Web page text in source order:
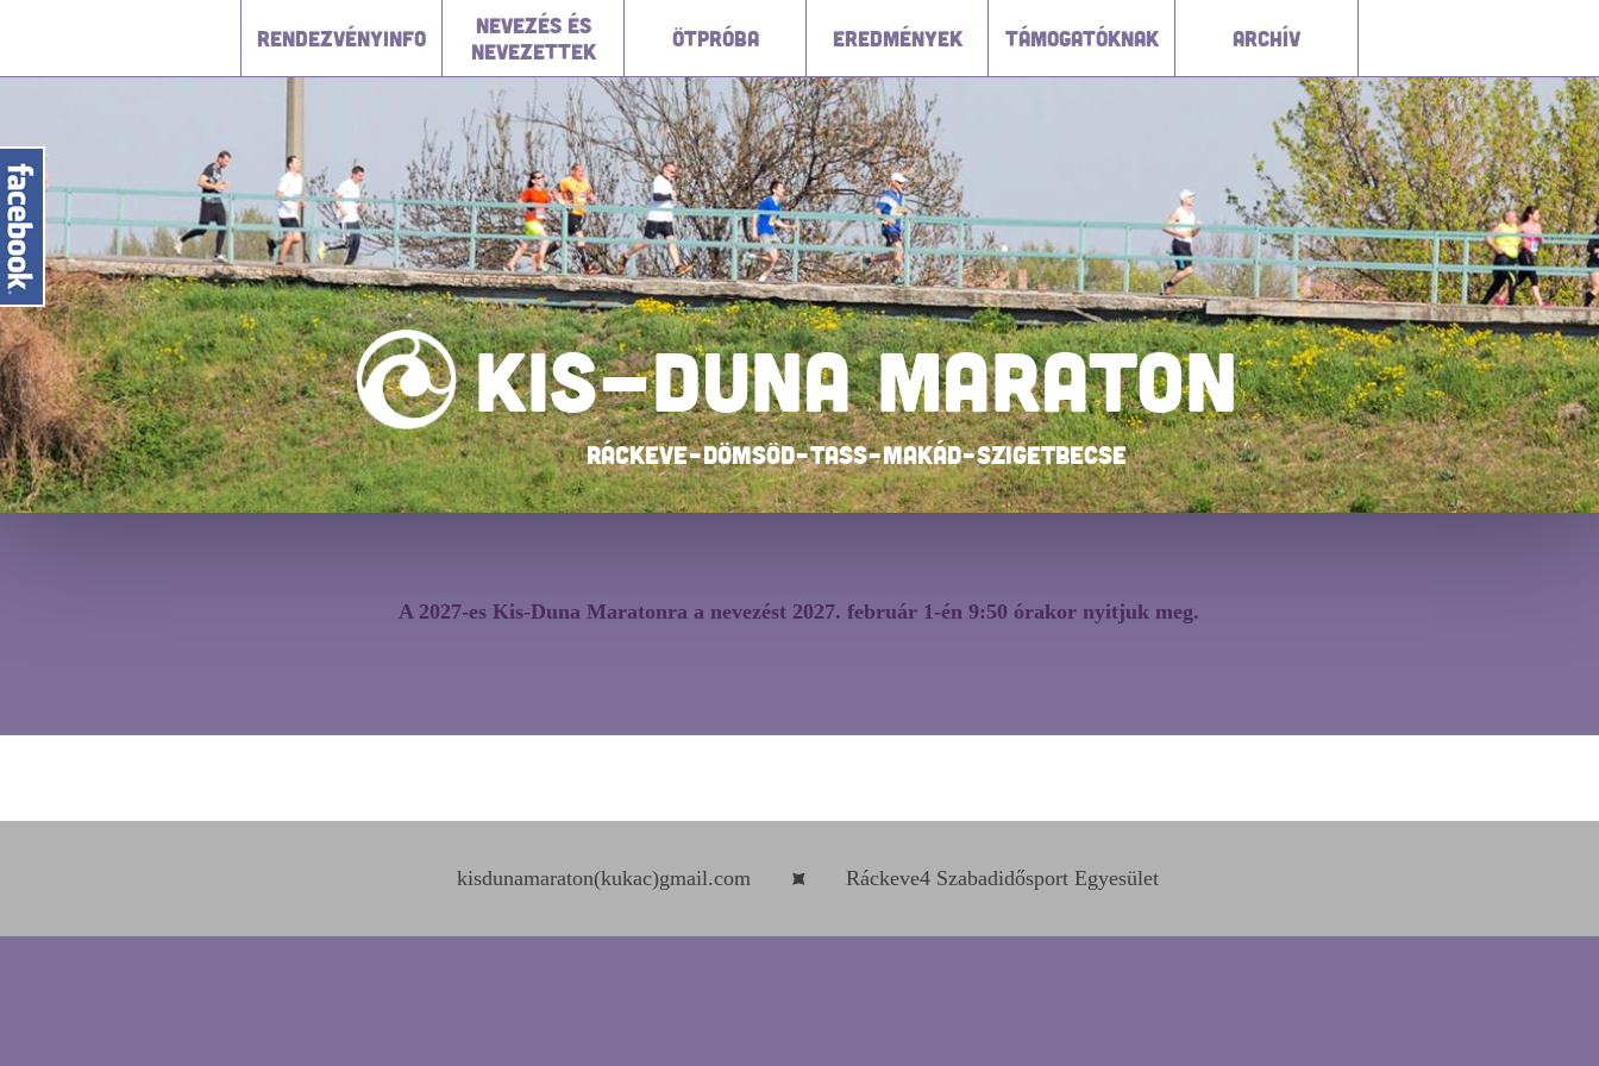
RENDEZVÉNYINFO
NEVEZÉS ÉS
NEVEZETTEK
ÖTPRÓBA EREDMÉNYEK TÁMOGATÓKNAK ARCHÍV
KIS-DUNA MARATON
Ráckeve–Dömsöd–Tass–Makád–Szigetbecse
A 2027-es Kis-Duna Maratonra a nevezést 2027. február 1-én 9:50 órakor nyitjuk meg.
kisdunamaraton(kukac)gmail.com Ráckeve4 Szabadidősport Egyesület